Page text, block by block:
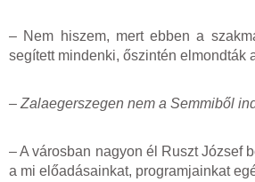
– Nem hiszem, mert ebben a
segített mindenki, őszintén elmondták
– Zalaegerszegen nem a Semmiből
– A városban nagyon él Ruszt József
a mi előadásainkat, programjainkat